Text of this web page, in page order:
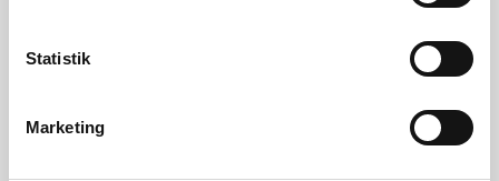
Statistik
Marketing